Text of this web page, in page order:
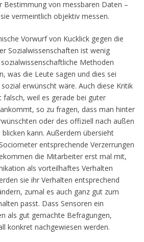
Bestimmung von messbaren Daten –
vermeintlich objektiv messen.
Vorwurf von Kucklick gegen die
Sozialwissenschaften ist wenig
Methoden
was die Leute sagen und dies sei
erwünscht wäre. Auch diese Kritik
falsch, weil es gerade bei guter
so zu fragen, dass man hinter
oder des offiziell nach außen
kann. Außerdem übersieht
entsprechende Verzerrungen
die Mitarbeiter erst mal mit,
als vorteilhaftes Verhalten
sie ihr Verhalten entsprechend
zumal es auch ganz gut zum
passt. Dass Sensoren ein
als gut gemachte Befragungen,
konkret nachgewiesen werden.